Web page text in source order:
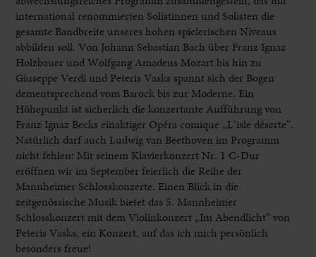
international renommierten Solistinnen und Solisten die
gesamte Bandbreite unseres hohen spielerischen Niveaus
abbilden soll. Von Johann Sebastian Bach über Franz Ignaz
Holzbauer und Wolfgang Amadeus Mozart bis hin zu
Giuseppe Verdi und Peteris Vasks spannt sich der Bogen
dementsprechend vom Barock bis zur Moderne. Ein
Höhepunkt ist sicherlich die konzertante Aufführung von
Franz Ignaz Becks einaktiger Opéra comique „L’isle déserte“.
Natürlich darf auch Ludwig van Beethoven im Programm
nicht fehlen: Mit seinem Klavierkonzert Nr. 1 C-Dur
eröffnen wir im September feierlich die Reihe der
Mannheimer Schlosskonzerte. Einen Blick in die
zeitgenössische Musik bietet das 5. Mannheimer
Schlosskonzert mit dem Violinkonzert „Im Abendlicht“ von
Peteris Vasks, ein Konzert, auf das ich mich persönlich
besonders freue!